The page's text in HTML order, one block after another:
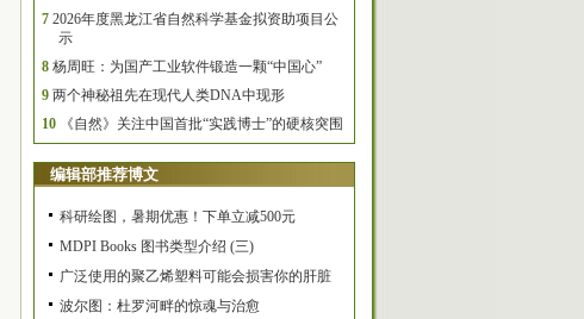
7 2026年度黑龙江省自然科学基金拟资助项目公
示
8 杨周旺：为国产工业软件锻造一颗“中国心”
9 两个神秘祖先在现代人类DNA中现形
10
《自然》关注中国首批“实践博士”的硬核突围
编辑部推荐博文
科研绘图，暑期优惠！下单立减500元
MDPI Books 图书类型介绍 (三)
广泛使用的聚乙烯塑料可能会损害你的肝脏
波尔图：杜罗河畔的惊魂与治愈